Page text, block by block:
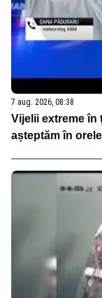
7 aug. 2026, 08:38
Vijelii extreme în
așteptăm în